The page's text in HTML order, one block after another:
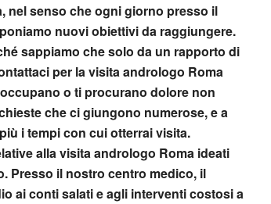
, nel senso che ogni giorno presso il
nuovi obiettivi da raggiungere.
sappiamo che solo da un rapporto di
per lavisita andrologo Roma
o ti procurano dolore non
che ci giungono numerose, e a
i tempi con cui otterrai visita.
allavisita andrologo Roma ideati
Presso il nostro centro medico, il
ai conti salati e agli interventi costosi a